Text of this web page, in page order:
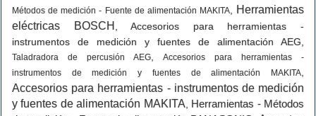
Métodos de medición - Fuente de alimentación MAKITA,
Herramientas
eléctricas BOSCH
,Accesorios para herramientas -
instrumentos de medición y fuentes de alimentación AEG
Taladradora de percusión AEG,Accesorios para herramientas -
instrumentos de medición y fuentes de alimentación MAKITA
Accesorios para herramientas - instrumentos de medición
y fuentes de alimentación MAKITA, Herramientas - Métodos